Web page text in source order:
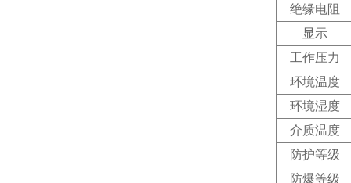
绝缘电阻
显示
工作压力
环境温度
环境湿度
介质温度
防护等级
防爆等级